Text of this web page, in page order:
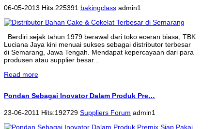
06-05-2013 Hits:225391 bakingclass admin1
Berdiri sejak tahun 1979 berawal dari toko eceran biasa, TBK
Luciana Jaya kini menuai sukses sebagai distributor terbesar
di Semarang, Jawa Tengah. Mendapat kepercayaan dari para
produsen atau supplier besar...
Read more
Pondan Sebagai Inovator Dalam Produk Pre…
23-06-2011 Hits:192729 Suppliers Forum admin1